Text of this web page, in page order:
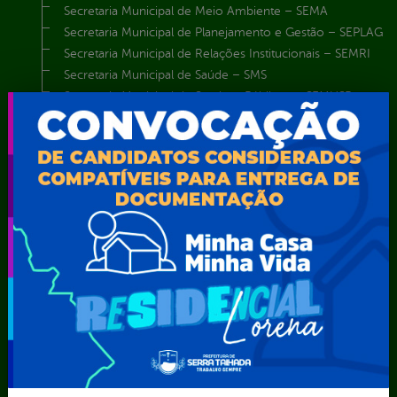
Secretaria Municipal de Meio Ambiente – SEMA
Secretaria Municipal de Planejamento e Gestão – SEPLAG
Secretaria Municipal de Relações Institucionais – SEMRI
Secretaria Municipal de Saúde – SMS
Secretaria Municipal de Serviços Públicos – SEMUSP
Superintendência de Trânsito e Transportes de Serra
Talhada-STTRANS
Transparência, Fiscalização e Controle
Transparência
Educação
Saúde
Atos normativos
Central de Dúvidas
Convênios e
E-sic
solicitar
Consulte sua
Solicitação
Decretos
Estatísticas
Formulários
Serviços
Carta de
Serviços
Ferramenta de
Autenticidade